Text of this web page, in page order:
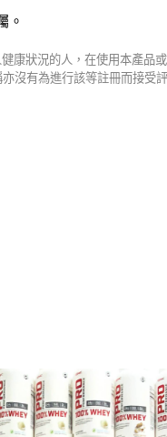
。
康狀況的人，在使用本產品
沒有為進行該等註冊而接受